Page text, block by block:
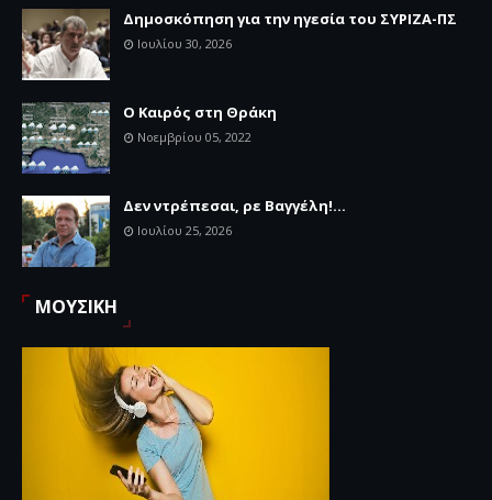
Δημοσκόπηση για την ηγεσία του ΣΥΡΙΖΑ-ΠΣ
Ιουλίου 30, 2026
Ο Καιρός στη Θράκη
Νοεμβρίου 05, 2022
Δεν ντρέπεσαι, ρε Βαγγέλη!...
Ιουλίου 25, 2026
ΜΟΥΣΙΚΗ